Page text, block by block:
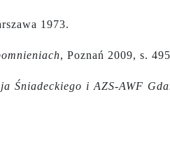
1973.
, Poznań 2009, s.
Śniadeckiego i AZS-AWF